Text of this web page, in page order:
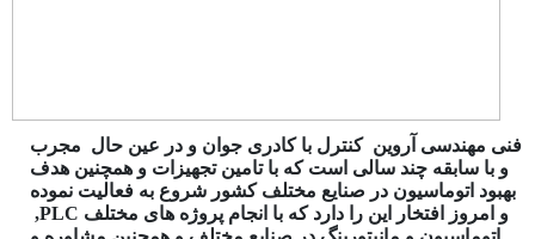
فنی مهندسی آروین کنترل با کادری جوان و در عین حال مجرب
و با سابقه چند سالی است که با تامین تجهیزات و همچنین هدف
بهبود اتوماسیون در صنایع مختلف کشور شروع به فعالیت نموده
و امروز افتخار این را دارد که با انجام پروژه های مختلف PLC,